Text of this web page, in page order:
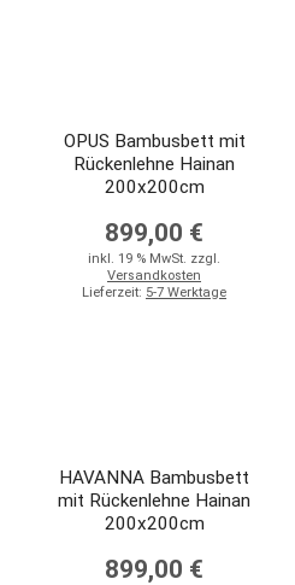
OPUS Bambusbett mit
Rückenlehne Hainan
200x200cm
899,00 €
inkl. 19 % MwSt. zzgl.
Versandkosten
Lieferzeit: 5-7 Werktage
HAVANNA Bambusbett
mit Rückenlehne Hainan
200x200cm
899,00 €